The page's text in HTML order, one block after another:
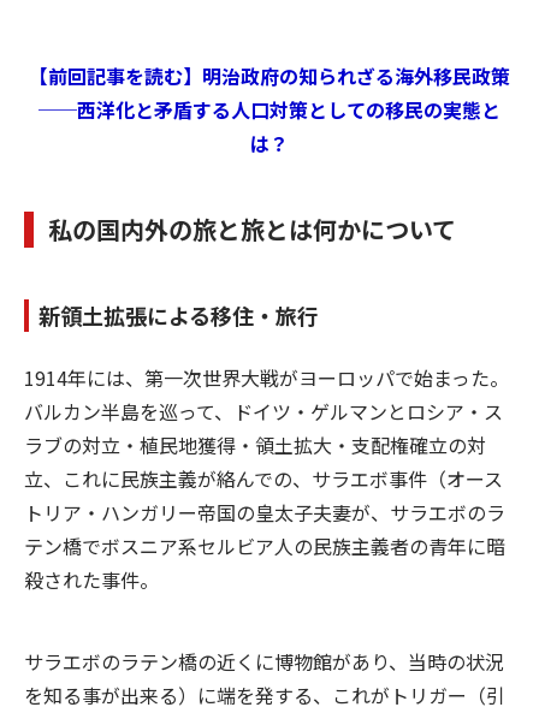
【前回記事を読む】明治政府の知られざる海外移民政策
──西洋化と矛盾する人口対策としての移民の実態と
は？
私の国内外の旅と旅とは何かについて
新領土拡張による移住・旅行
1914年には、第一次世界大戦がヨーロッパで始まった。
バルカン半島を巡って、ドイツ・ゲルマンとロシア・ス
ラブの対立・植民地獲得・領土拡大・支配権確立の対
立、これに民族主義が絡んでの、サラエボ事件（オース
トリア・ハンガリー帝国の皇太子夫妻が、サラエボのラ
テン橋でボスニア系セルビア人の民族主義者の青年に暗
殺された事件。
サラエボのラテン橋の近くに博物館があり、当時の状況
を知る事が出来る）に端を発する、これがトリガー（引